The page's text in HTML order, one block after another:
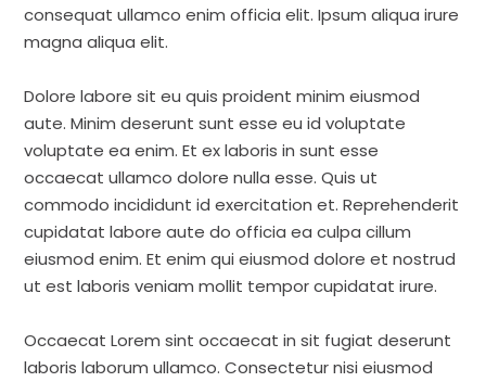
consequat ullamco enim officia elit. Ipsum aliqua irure
magna aliqua elit.
Dolore labore sit eu quis proident minim eiusmod
aute. Minim deserunt sunt esse eu id voluptate
voluptate ea enim. Et ex laboris in sunt esse
occaecat ullamco dolore nulla esse. Quis ut
commodo incididunt id exercitation et. Reprehenderit
cupidatat labore aute do officia ea culpa cillum
eiusmod enim. Et enim qui eiusmod dolore et nostrud
ut est laboris veniam mollit tempor cupidatat irure.
Occaecat Lorem sint occaecat in sit fugiat deserunt
laboris laborum ullamco. Consectetur nisi eiusmod